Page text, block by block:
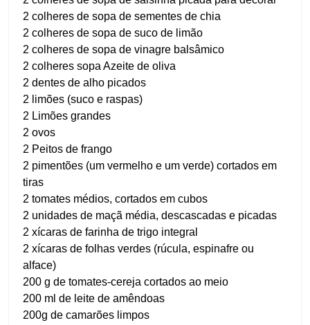
2 colheres de sopa de sementes de chia
2 colheres de sopa de suco de limão
2 colheres de sopa de vinagre balsâmico
2 colheres sopa Azeite de oliva
2 dentes de alho picados
2 limões (suco e raspas)
2 Limões grandes
2 ovos
2 Peitos de frango
2 pimentões (um vermelho e um verde) cortados em
tiras
2 tomates médios, cortados em cubos
2 unidades de maçã média, descascadas e picadas
2 xícaras de farinha de trigo integral
2 xícaras de folhas verdes (rúcula, espinafre ou
alface)
200 g de tomates-cereja cortados ao meio
200 ml de leite de amêndoas
200g de camarões limpos